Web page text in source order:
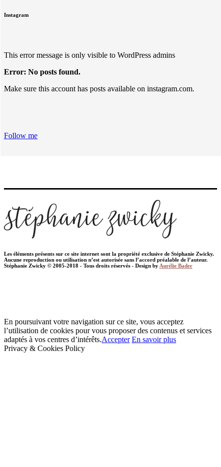
Instagram
This error message is only visible to WordPress admins
Error: No posts found.
Make sure this account has posts available on instagram.com.
Follow me
Les éléments présents sur ce site internet sont la propriété exclusive de Stéphanie Zwicky.
Aucune reproduction ou utilisation n’est autorisée sans l’accord préalable de l’auteur.
Stéphanie Zwicky © 2005-2018 - Tous droits réservés - Design by Aurélie Bader
En poursuivant votre navigation sur ce site, vous acceptez
l’utilisation de cookies pour vous proposer des contenus et services
adaptés à vos centres d’intérêts.Accepter En savoir plus
Privacy & Cookies Policy